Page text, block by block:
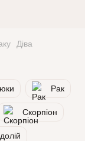
Діва
Рак
Скорпіон